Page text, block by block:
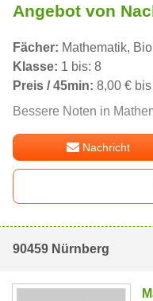
Angebot von
Fächer: Mathematik,
Klasse: 1 bis: 8
Preis / 45min: 8,00 €
Bessere Noten in
Nachricht
90459 Nürnberg